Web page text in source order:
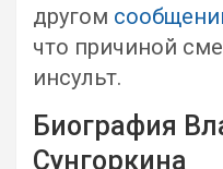
другом
что причиной
инсульт.
Биография
Сунгоркина